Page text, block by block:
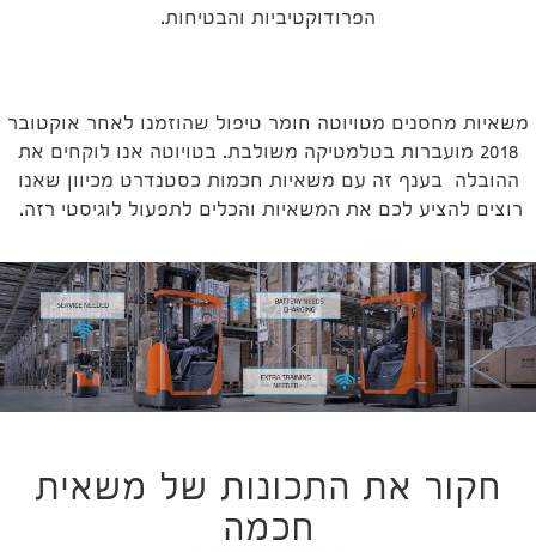
הפרודוקטיביות והבטיחות.
משאיות מחסנים מטויוטה חומר טיפול שהוזמנו לאחר אוקטובר
2018 מועברות בטלמטיקה משולבת. בטויוטה אנו לוקחים את
ההובלה בענף זה עם משאיות חכמות כסטנדרט מכיוון שאנו
רוצים להציע לכם את המשאיות והכלים לתפעול לוגיסטי רזה.
חקור את התכונות של משאית
חכמה